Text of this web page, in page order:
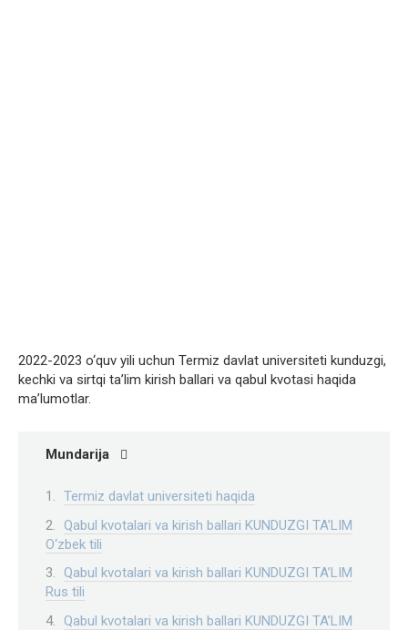
2022-2023 o‘quv yili uchun Termiz davlat universiteti kunduzgi,
kechki va sirtqi ta’lim kirish ballari va qabul kvotasi haqida
ma’lumotlar.
Mundarija
Termiz davlat universiteti haqida
Qabul kvotalari va kirish ballari KUNDUZGI TA’LIM
O‘zbek tili
Qabul kvotalari va kirish ballari KUNDUZGI TA’LIM
Rus tili
Qabul kvotalari va kirish ballari KUNDUZGI TA’LIM